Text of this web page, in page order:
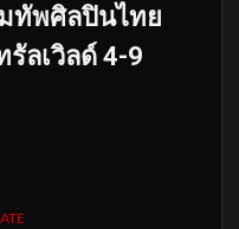
ทัพศิลปินไทย
ลเวิลด์ 4-9